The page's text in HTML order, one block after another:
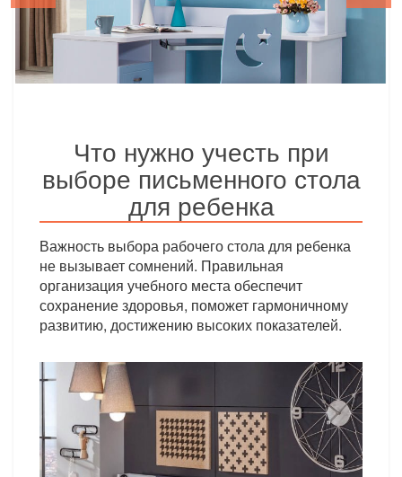
Что нужно учесть при
выборе письменного стола
для ребенка
Важность выбора рабочего стола для ребенка
не вызывает сомнений. Правильная
организация учебного места обеспечит
сохранение здоровья, поможет гармоничному
развитию, достижению высоких показателей.